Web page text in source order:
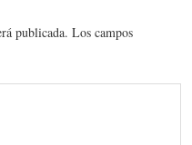
publicada. Los campos